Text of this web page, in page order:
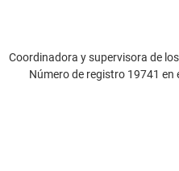
Coordinadora y supervisora de
Número de registro 19741 en